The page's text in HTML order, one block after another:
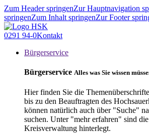
Zum Header springenZur Hauptnavigation
springenZum Inhalt springenZur Footer
0291 94-0Kontakt
Bürgerservice
Bürgerservice Alles was Sie wissen
Hier finden Sie die
bis zu den Beauftragten des
können natürlich auch über "Suche"
suchen. Unter "mehr erfahren" sind
Kreisverwaltung hinterlegt.